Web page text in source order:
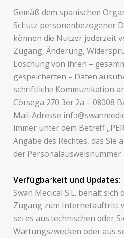
Gemäß dem spanischen
Schutz personenbezogener
können die Nutzer jederzeit
Zugang, Änderung,
Löschung von ihren –
gespeicherten – Daten
schriftliche Kommunikation
Còrsega 270 3er 2a – 08008
Mail-Adresse
immer unter dem Betreff
Angabe des Rechtes, das Sie
der Personalausweisnummer
Verfügbarkeit und Updates:
Swan Medical S.L. behält sich
Zugang zum Internetauftritt
sei es aus technischen oder
Wartungszwecken oder aus